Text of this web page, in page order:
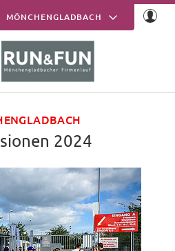
MÖNCHENGLADBACH
KREFELD
2024